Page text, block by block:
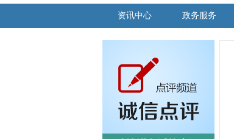
资讯中心 政务服务